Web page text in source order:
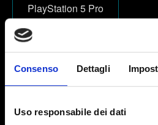
Consenso Dettagli
Uso responsabile dei dati
PlayStation 5 Pro
Email (attento agli errori!)